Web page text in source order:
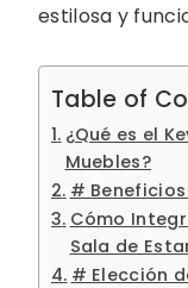
estilosa y
Table of
¿Qué es el
Muebles?
#
Cómo
Sala de
# Elección